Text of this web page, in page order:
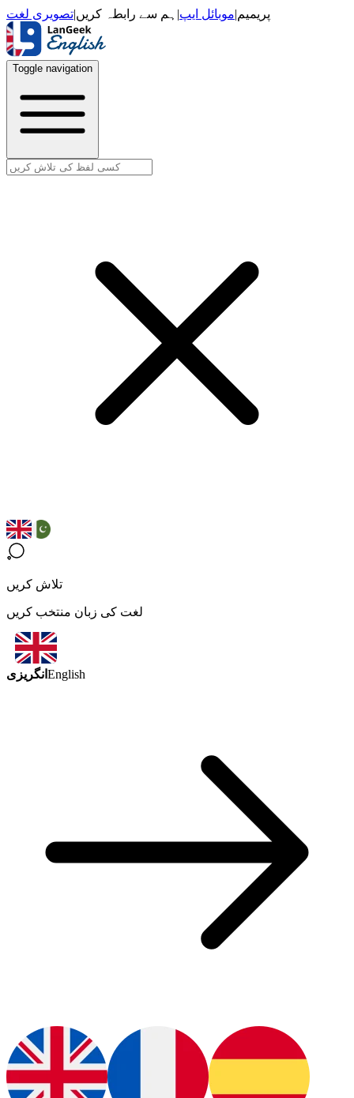
پریمیم|موبائل ایپ| ہم سے رابطہ کریں|تصویری لغت
Toggle navigation
تلاش کریں
لغت کی زبان منتخب کریں
انگریزی English